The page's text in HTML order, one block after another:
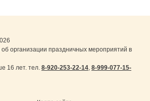
организации праздничных мероприятий в
16 лет. тел. 8-920-253-22-14 8-999-077-15-